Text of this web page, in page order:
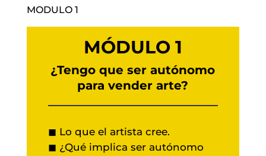
MODULO 1
MÓDULO 1
¿Tengo que ser autónomo
para vender arte?
◼ Lo que el artista cree.
◼ ¿Qué implica ser autónomo